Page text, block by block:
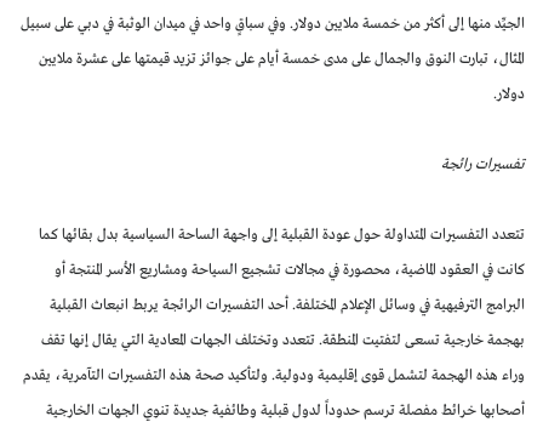
الجيِّد منها إلى أكثر من خمسة ملايين دولار. وفي سباقٍ واحد في ميدان الوثبة في دبي على سبيل
المثال، تبارت النوق والجمال على مدى خمسة أيام على جوائز تزيد قيمتها على عشرة ملايين
دولار.
تفسيرات رائجة
تتعدد التفسيرات المتداولة حول عودة القبلية إلى واجهة الساحة السياسية بدل بقائها كما
كانت في العقود الماضية، محصورة في مجالات تشجيع السياحة ومشاريع الأسر المنتجة أو
البرامج الترفيهية في وسائل الإعلام المختلفة. أحد التفسيرات الرائجة يربط انبعاث القبلية
بهجمة خارجية تسعى لتفتيت المنطقة. تتعدد وتختلف الجهات المعادية التي يقال إنها تقف
وراء هذه الهجمة لتشمل قوى إقليمية ودولية. ولتأكيد صحة هذه التفسيرات التآمرية، يقدم
أصحابها خرائط مفصلة ترسم حدوداً لدول قبلية وطائفية جديدة تنوي الجهات الخارجية